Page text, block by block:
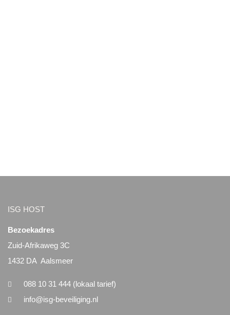
ISG HOST
Bezoekadres
Zuid-Afrikaweg 3C
1432 DA Aalsmeer
088 10 31 444 (lokaal tarief)
info@isg-beveiliging.nl